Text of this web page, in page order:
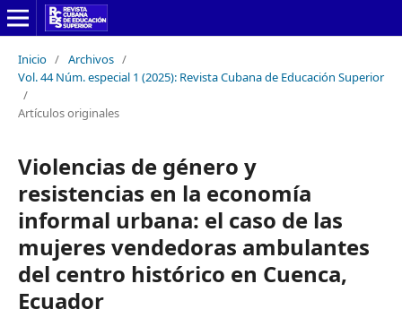
Inicio / Archivos /
Vol. 44 Núm. especial 1 (2025): Revista Cubana de Educación Superior
/
Artículos originales
Violencias de género y
resistencias en la economía
informal urbana: el caso de las
mujeres vendedoras ambulantes
del centro histórico en Cuenca,
Ecuador